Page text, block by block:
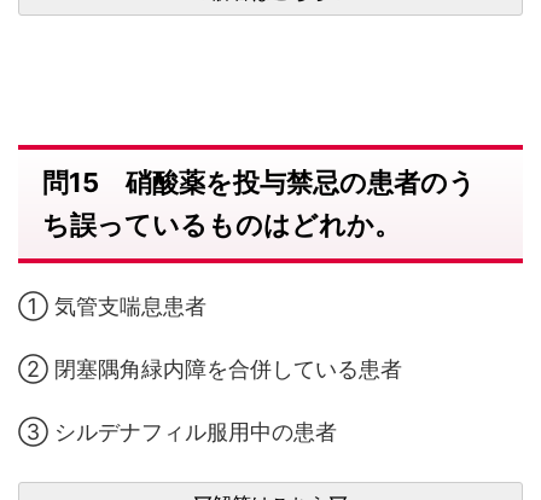
問15 硝酸薬を投与禁忌の患者のう
ち誤っているものはどれか。
① 気管支喘息患者
② 閉塞隅角緑内障を合併している患者
③ シルデナフィル服用中の患者